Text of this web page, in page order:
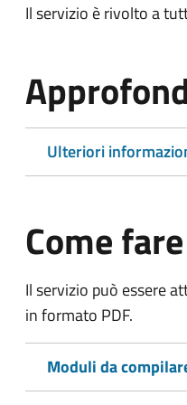
Il servizio è rivolto a
Ulteriori
Come fare
Il servizio può essere
in formato PDF.
Moduli da